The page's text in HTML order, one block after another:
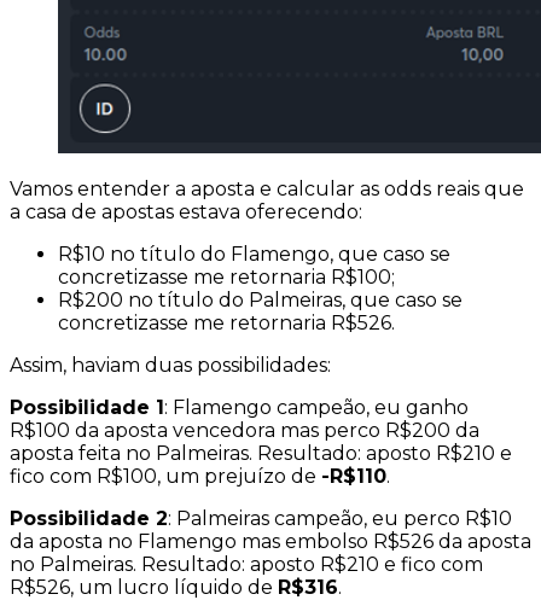
Vamos entender a aposta e calcular as odds reais que
a casa de apostas estava oferecendo:
R$10 no título do Flamengo, que caso se
concretizasse me retornaria R$100;
R$200 no título do Palmeiras, que caso se
concretizasse me retornaria R$526.
Assim, haviam duas possibilidades:
Possibilidade 1: Flamengo campeão, eu ganho
R$100 da aposta vencedora mas perco R$200 da
aposta feita no Palmeiras. Resultado: aposto R$210 e
fico com R$100, um prejuízo de -R$110.
Possibilidade 2: Palmeiras campeão, eu perco R$10
da aposta no Flamengo mas embolso R$526 da aposta
no Palmeiras. Resultado: aposto R$210 e fico com
R$526, um lucro líquido de R$316.